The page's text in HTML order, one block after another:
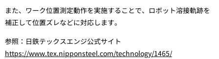
また、ワーク位置測定動作を実施することで、ロボット溶接軌跡を
補正して位置ズレなどに対応します。
参照：日鉄テックスエンジ公式サイト
https://www.tex.nipponsteel.com/technology/1465/